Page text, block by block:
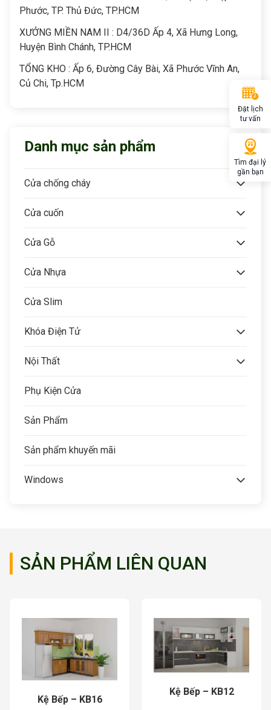
Phước, TP. Thủ Đức, TP.HCM
XƯỞNG MIỀN NAM II : D4/36D Ấp 4, Xã Hưng Long,
Huyện Bình Chánh, TP.HCM
TỔNG KHO : Ấp 6, Đường Cây Bài, Xã Phước Vĩnh An,
Củ Chi, Tp.HCM
Danh mục sản phẩm
Cửa chống cháy
Cửa cuốn
Cửa Gỗ
Cửa Nhựa
Cửa Slim
Khóa Điện Tử
Nội Thất
Phụ Kiện Cửa
Sản Phẩm
Sản phẩm khuyến mãi
Windows
SẢN PHẨM LIÊN QUAN
Kệ Bếp – KB16
Kệ Bếp – KB12
Đặt lịch
tư vấn
Tìm đại lý
gần bạn